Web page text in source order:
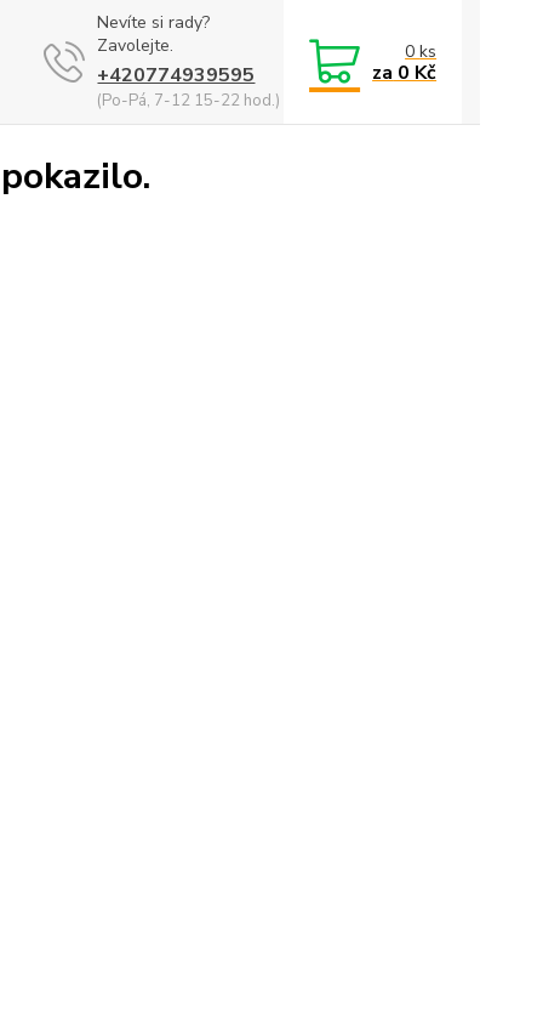
Nevíte si rady?
Zavolejte.
+420774939595
(Po-Pá, 7-12 15-22 hod.)
0ks
za 0 Kč